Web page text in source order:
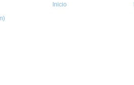
Inicio